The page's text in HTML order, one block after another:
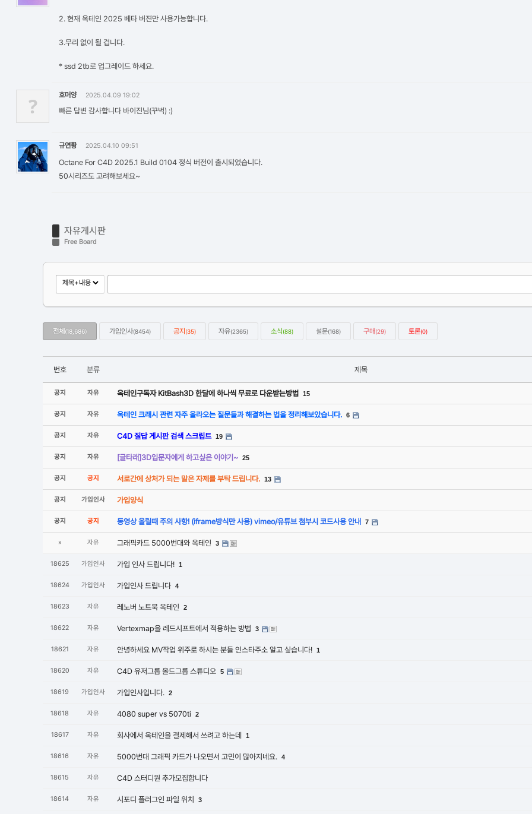
2. 현재 옥테인 2025 베타 버젼만 사용가능합니다.
3.무리 없이 될 겁니다.
* ssd 2tb로 업그레이드 하세요.
? 호머양 2025.04.09 19:02
빠른 답변 감사합니다 바이진님(꾸벅) :)
규연황 2025.04.10 09:51
Octane For C4D 2025.1 Build 0104 정식 버전이 출시되었습니다.
50시리즈도 고려해보세요~
자유게시판
Free Board
전체 (18,686) 가입인사(8454) 공지 (35) 자유(2365) 소식(88) 설문(168) 구매(29) 토론(0)
번호 분류 제목
공지 자유 옥테인구독자 KitBash3D 한달에 하나씩 무료로 다운받는방법 15
공지 자유 옥테인 크래시 관련 자주 올라오는 질문들과 해결하는 법을 정리해보았습니다. 6
공지 자유 C4D 질답 게시판 검색 스크립트 19
공지 자유 [글타래]3D입문자에게 하고싶은 이야기~ 25
공지 공지 서로간에 상처가 되는 말은 자제를 부탁 드립니다. 13
공지 가입인사 가입양식
공지 공지 동영상 올릴때 주의 사항! (iframe방식만 사용) vimeo/유튜브 첨부시 코드사용 안내 7
» 자유 그래픽카드 5000번대와 옥테인 3
18625 가입인사 가입 인사 드립니다! 1
18624 가입인사 가입인사 드립니다 4
18623 자유 레노버 노트북 옥테인 2
18622 자유 Vertexmap을 레드시프트에서 적용하는 방법 3
18621 자유 안녕하세요 MV작업 위주로 하시는 분들 인스타주소 알고 싶습니다! 1
18620 자유 C4D 유저그룹 올드그룹 스튜디오 5
18619 가입인사 가입인사입니다. 2
18618 자유 4080 super vs 5070ti 2
18617 자유 회사에서 옥테인을 결제해서 쓰려고 하는데 1
18616 자유 5000번대 그래픽 카드가 나오면서 고민이 많아지네요. 4
18615 자유 C4D 스터디원 추가모집합니다
18614 자유 시포디 플러그인 파일 위치 3